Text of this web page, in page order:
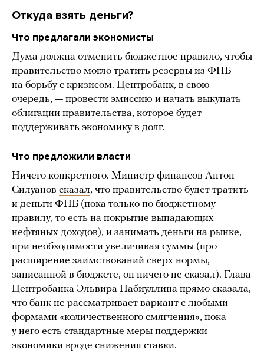
Откуда взять деньги?
Что предлагали экономисты
Дума должна отменить бюджетное правило, чтобы
правительство могло тратить резервы из ФНБ
на борьбу с кризисом. Центробанк, в свою
очередь, — провести эмиссию и начать выкупать
облигации правительства, которое будет
поддерживать экономику в долг.
Что предложили власти
Ничего конкретного. Министр финансов Антон
Силуанов сказал, что правительство будет тратить
и деньги ФНБ (пока только по бюджетному
правилу, то есть на покрытие выпадающих
нефтяных доходов), и занимать деньги на рынке,
при необходимости увеличивая суммы (про
расширение заимствований сверх нормы,
записанной в бюджете, он ничего не сказал). Глава
Центробанка Эльвира Набиуллина прямо сказала,
что банк не рассматривает вариант с любыми
формами «количественного смягчения», пока
у него есть стандартные меры поддержки
экономики вроде снижения ставки.